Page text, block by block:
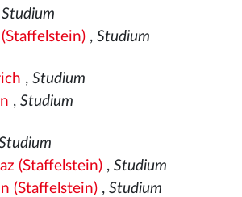
Studium
, Studium
, Studium
, Studium
(Staffelstein), Studium
(Staffelstein), Studium